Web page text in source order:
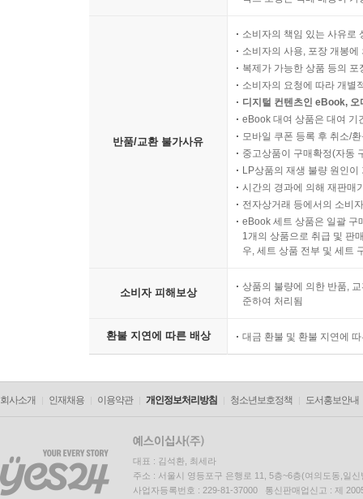
반품/교환 불가사유
소비자의 책임 있는 사유로
소비자의 사용, 포장 개봉
복제가 가능한 상품 등의
소비자의 요청에 따라 개별
디지털 컨텐츠인 eBook,
eBook 대여 상품은 대여 기
모바일 쿠폰 등록 후 취소/
중고상품이 구매확정(자동
LP상품의 재생 불량 원인
시간의 경과에 의해 재판매
전자상거래 등에서의 소비
eBook 세트 상품은 일괄 구
1개의 상품으로 취급 및 판
우, 세트 상품 전부 및 세트
소비자 피해보상
상품의 불량에 의한 반품,
준하여 처리됨
환불 지연에 따른 배상 대금 환불 및 환불 지연에
회사소개 인재채용 이용약관 개인정보처리방침 청소년보호정책 도서홍보안내
대표 : 김석환, 최세라
주소 : 서울시 영등포구 은행로 11, 5층~6층(여의도동,일신
사업자등록번호 : 229-81-37000 통신판매업신고 : 제